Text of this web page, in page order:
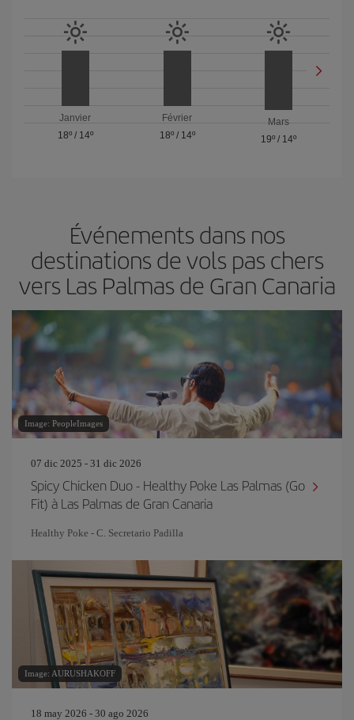
Janvier
18º/ 14º
Février
18º/ 14º
Mars
19º / 14º
Événements dans nos
destinations de vols pas chers
vers Las Palmas de Gran Canaria
Image: PeopleImages
07 dic 2025 - 31 dic 2026
Spicy Chicken Duo - Healthy Poke Las Palmas (Go
Fit) à Las Palmas de Gran Canaria
Healthy Poke - C. Secretario Padilla
Image: AURUSHAKOFF
18 may 2026 - 30 ago 2026